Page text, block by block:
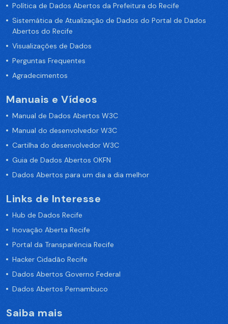
Política de Dados Abertos da Prefeitura do Recife
Sistemática de Atualização de Dados do Portal de Dados
Abertos do Recife
Visualizações de Dados
Perguntas Frequentes
Agradecimentos
Manuais e Vídeos
Manual de Dados Abertos W3C
Manual do desenvolvedor W3C
Cartilha do desenvolvedor W3C
Guia de Dados Abertos OKFN
Dados Abertos para um dia a dia melhor
Links de Interesse
Hub de Dados Recife
Inovação Aberta Recife
Portal da Transparência Recife
Hacker Cidadão Recife
Dados Abertos Governo Federal
Dados Abertos Pernambuco
Saiba mais